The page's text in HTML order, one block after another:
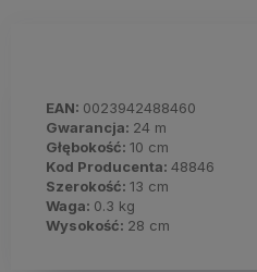
EAN: 0023942488460
Gwarancja: 24 m
Głębokość: 10 cm
Kod Producenta: 48846
Szerokość: 13 cm
Waga: 0.3 kg
Wysokość: 28 cm